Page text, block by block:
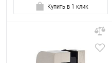
Купить в 1 клик